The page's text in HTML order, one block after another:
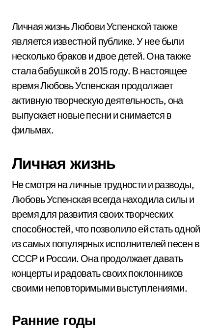
Личная жизнь Любови Успенской также
является известной публике. У нее были
несколько браков и двое детей. Она также
стала бабушкой в 2015 году. В настоящее
время Любовь Успенская продолжает
активную творческую деятельность, она
выпускает новые песни и снимается в
фильмах.
Личная жизнь
Не смотря на личные трудности и разводы,
Любовь Успенская всегда находила силы и
время для развития своих творческих
способностей, что позволило ей стать одной
из самых популярных исполнителей песен в
СССР и России. Она продолжает давать
концерты и радовать своих поклонников
своими неповторимыми выступлениями.
Ранние годы